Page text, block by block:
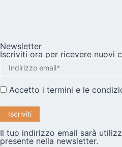
Newsletter
Iscriviti ora per ricevere nuovi
Accetto i termini e le
Il tuo indirizzo email sarà
presente nella newsletter.